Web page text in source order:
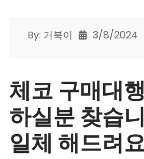
By: 거북이 3/8/2024
체코 구매대
하실분 찾습
일체 해드려